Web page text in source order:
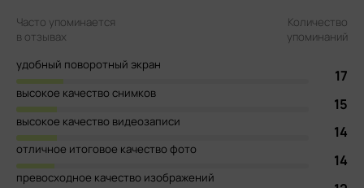
Часто упоминается
в отзывах
Количество
упоминаний
удобный поворотный экран
17
высокое качество снимков
15
высокое качество видеозаписи
14
отличное итоговое качество фото
14
превосходное качество изображений